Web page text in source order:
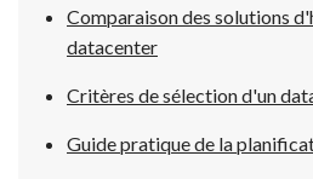
Comparaison des solutions
datacenter
Critères de sélection d'un
Guide pratique de la